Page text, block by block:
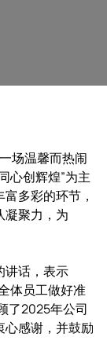
场温馨而热闹
心创辉煌”为主
多彩的环节，
凝聚力，为
讲话，表示
体员工做好准
了2025年公司
心感谢，并鼓励